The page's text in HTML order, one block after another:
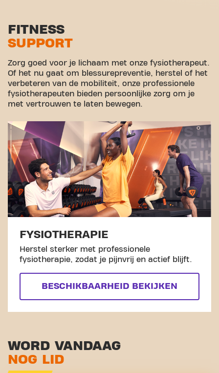
Stretch zone
Virtual cycling
Rondleiding
FITNESS
SUPPORT
Zorg goed voor je lichaam met onze fysiotherapeut.
Of het nu gaat om blessurepreventie, herstel of het
verbeteren van de mobiliteit, onze professionele
fysiotherapeuten bieden persoonlijke zorg om je
met vertrouwen te laten bewegen.
FYSIOTHERAPIE
Herstel sterker met professionele
fysiotherapie, zodat je pijnvrij en actief blijft.
BESCHIKBAARHEID BEKIJKEN
WORD VANDAAG
NOG LID